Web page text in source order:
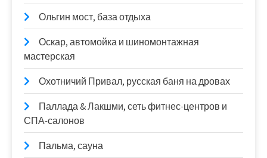
Ольгин мост, база отдыха
Оскар, автомойка и шиномонтажная
мастерская
Охотничий Привал, русская баня на дровах
Паллада & Лакшми, сеть фитнес-центров и
СПА-салонов
Пальма, сауна